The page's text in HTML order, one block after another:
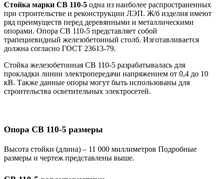
Стойка марки СВ 110-5 одна из наиболее распространенных
при строительстве и реконструкции ЛЭП. Ж/б изделия имеют
ряд преимуществ перед деревянными и металлическими
опорами. Опора СВ 110-5 представляет собой
трапециевидный железобетонный столб. Изготавливается
должна согласно ГОСТ 23613-79.
Стойка железобетонная СВ 110-5 разрабатывалась для
прокладки линии электропередачи напряжением от 0,4 до 10
кВ. Также данные опоры могут быть использованы для
строительства осветительных электросетей.
Опора СВ 110-5 размеры
Высота стойки (длина) – 11 000 миллиметров Подробные
размеры и чертеж представлены выше.